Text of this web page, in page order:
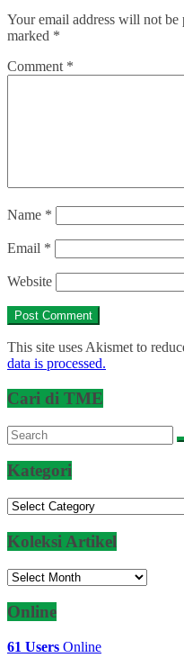
Your email address will not be
marked *
Comment *
Name *
Email *
Website
This site uses Akismet to
data is processed.
Cari di TME
Kategori
Kategori
Koleksi Artikel
Koleksi
Online
61 Users Online